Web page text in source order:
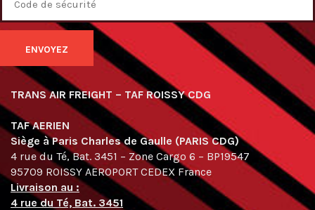
ENVOYEZ
TRANS AIR FREIGHT – TAF ROISSY CDG
TAF AERIEN
Siège à Paris Charles de Gaulle (PARIS CDG)
4 rue du Té, Bat. 3451 – Zone Cargo 6 – BP19547
95709 ROISSY AEROPORT CEDEX France
Livraison au :
4 rue du Té, Bat. 3451